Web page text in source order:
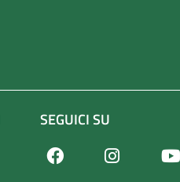
SEGUICI SU
FacebookInstagram